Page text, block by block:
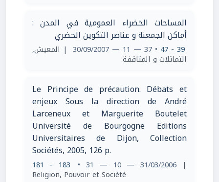
المساحات الخضراء العمومية في المدن :
أماكن الجمعنة و عناصر التكوين الحضري
39 - 47
• 37 — 11 — 30/09/2007 | المعيش,
التماثلات و المثاقفة
Le Principe de précaution. Débats et
enjeux Sous la direction de André
Larceneux et Marguerite Boutelet
Université de Bourgogne Editions
Universitaires de Dijon, Collection
Sociétés, 2005, 126 p.
181 - 183 • 31 — 10 — 31/03/2006 |
Religion, Pouvoir et Société